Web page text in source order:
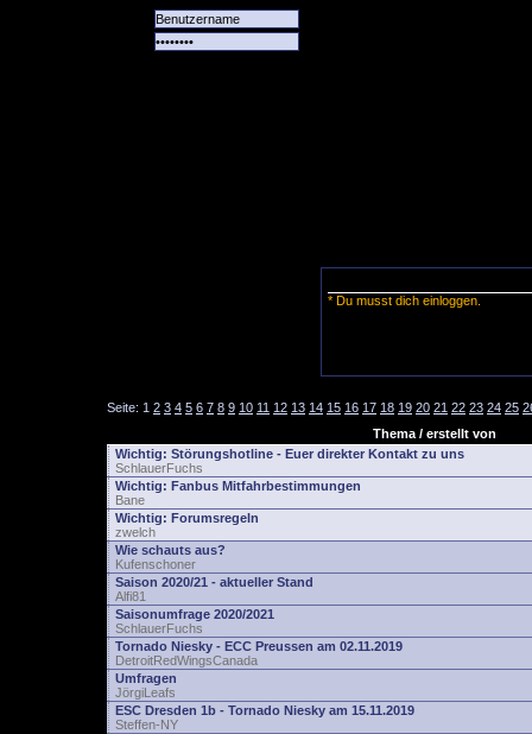
* Du musst dich einloggen.
Seite: 1 2 3 4 5 6 7 8 9 10 11 12 13 14 15 16 17 18 19 20 21 22 23 24 25
Thema / erstellt von
Wichtig: Störungshotline - Euer direkter Kontakt zu uns
SchlauerFuchs
Wichtig: Fanbus Mitfahrbestimmungen
Bane
Wichtig: Forumsregeln
zwelch
Wie schauts aus?
Kufenschoner
Saison 2020/21 - aktueller Stand
Alfi81
Saisonumfrage 2020/2021
SchlauerFuchs
Tornado Niesky - ECC Preussen am 02.11.2019
DetroitRedWingsCanada
Umfragen
JörgiLeafs
ESC Dresden 1b - Tornado Niesky am 15.11.2019
Steffen-NY